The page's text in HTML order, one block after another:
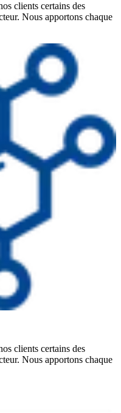
clients certains des
Nous apportons chaque
clients certains des
Nous apportons chaque